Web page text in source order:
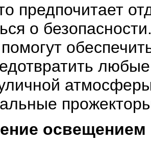
предпочитает
о
освещением